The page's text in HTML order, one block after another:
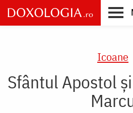
Skip
to
main
Icoane
Sfântul Apostol